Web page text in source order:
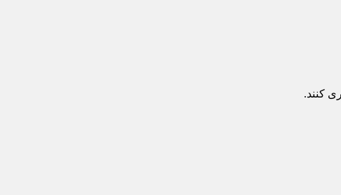
کنند.